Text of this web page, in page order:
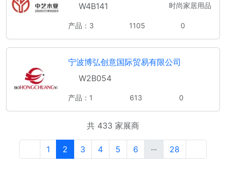
W4B141
时尚家居用品
产品：3 1105 0
宁波博弘创意国际贸易有限公司
W2B054
产品：1 613 0
共 433 家展商
1 2 3 4 5 6 ··· 28